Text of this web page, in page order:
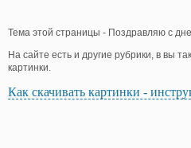
Тема этой страницы - Поздравляю с
На сайте есть и другие рубрики, в вы
картинки.
Как скачивать картинки -